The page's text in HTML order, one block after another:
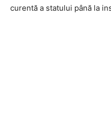
curentă a statului până la